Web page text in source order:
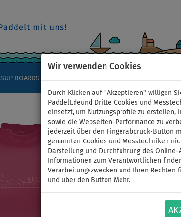
Wir verwenden Cookies
Durch Klicken auf "Akzeptieren" willigen
Paddelt.deund Dritte Cookies und
einsetzt, um Nutzungsprofile zu erstellen,
sowie die Webseiten-Performance zu
jederzeit über den Fingerabdruck-Button
genannten Cookies und Messtechniken
Darstellung und Durchführung des
Informationen zum Verantwortlichen
Verarbeitungszwecken und Ihren Rechten
und über den Button Mehr.
SUP BOARDS
T-
Frauen-
dem